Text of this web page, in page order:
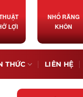
LỢI
NHỔ RĂNG
KHÔN
THỨC LIÊN HỆ